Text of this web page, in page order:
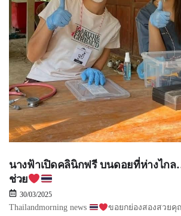
นางฟ้าเปิดคลินิก​ฟรี บนดอยที่ห่างไก
ช่วย
30/03/2025
Thailandmorning news
ขอยกย่องสองสวย